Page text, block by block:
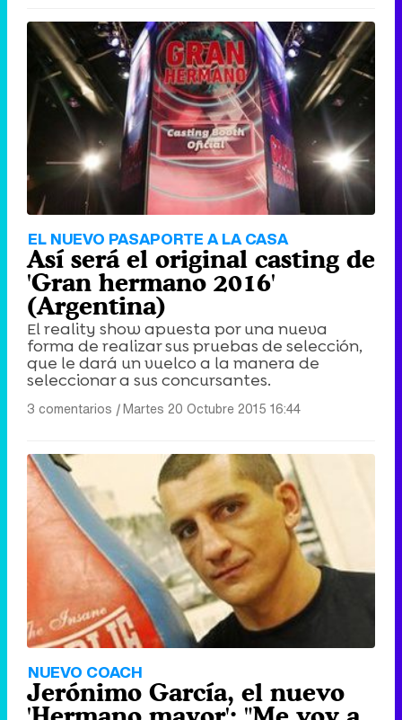
EL NUEVO PASAPORTE A LA CASA
Así será el original casting de
'Gran hermano 2016'
(Argentina)
El reality show apuesta por una nueva
forma de realizar sus pruebas de selección,
que le dará un vuelco a la manera de
seleccionar a sus concursantes.
3 comentarios |Martes 20 Octubre 2015 16:44
NUEVO COACH
Jerónimo García, el nuevo